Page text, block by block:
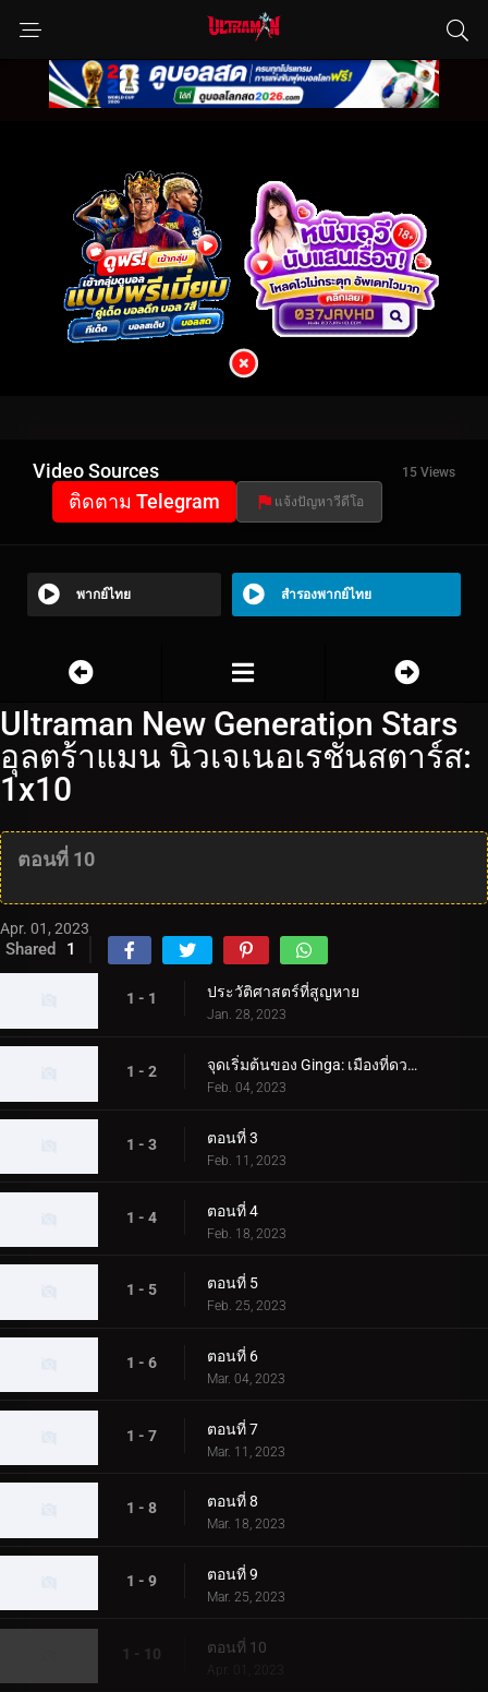
Video Sources 15 Views
ติดตาม Telegram แจ้งปัญหาวีดีโอ
พากย์ไทย สำรองพากย์ไทย
Ultraman New Generation Stars
อุลตร้าแมน นิวเจเนอเรชั่นสตาร์ส:
1x10
ตอนที่ 10
Apr. 01, 2023
Shared 1
1 - 1 ประวัติศาสตร์ที่สูญหาย
Jan. 28, 2023
1 - 2 จุดเริ่มต้นของ Ginga: เมืองที่ดวงดาวร่วงหล่น
Feb. 04, 2023
1 - 3 ตอนที่ 3
Feb. 11, 2023
1 - 4 ตอนที่ 4
Feb. 18, 2023
1 - 5 ตอนที่ 5
Feb. 25, 2023
1 - 6 ตอนที่ 6
Mar. 04, 2023
1 - 7 ตอนที่ 7
Mar. 11, 2023
1 - 8 ตอนที่ 8
Mar. 18, 2023
1 - 9 ตอนที่ 9
Mar. 25, 2023
1 - 10 ตอนที่ 10
Apr. 01, 2023